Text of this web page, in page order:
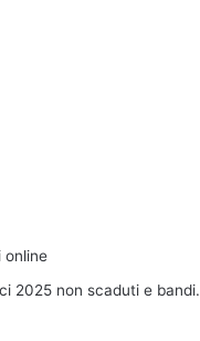
online
2025 non scaduti e bandi.